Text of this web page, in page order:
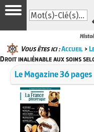
Vous êtes ici :Accueil >
Droit inaliénable aux soins
Le Magazine 36 pages